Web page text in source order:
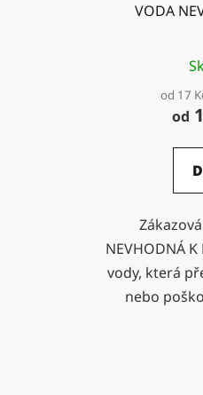
VODA
od 17
od
NEVHODNÁ
vody, která
nebo